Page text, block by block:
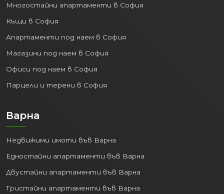
Многостайни апартаменти в София
Къщи в София
Апартаменти под наем в София
Магазини под наем в София
Офиси под наем в София
Парцели и терени в София
Варна
Недвижими имоти във Варна
Едностайни апартаменти във Варна
Двустайни апартаменти във Варна
Тристайни апартаменти във Варна